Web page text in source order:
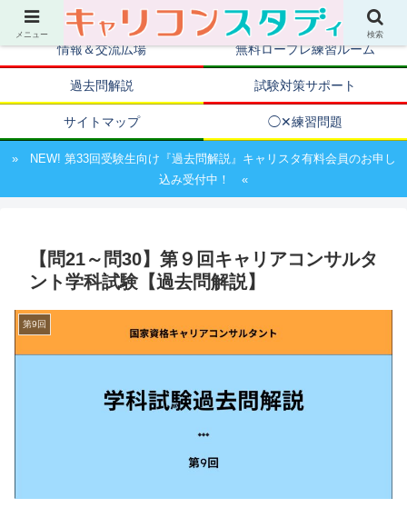
キャリアコンサルタント資格取得のための試験対策ポータルサイト
情報＆交流広場 無料ロープレ練習ルーム
過去問解説 試験対策サポート
サイトマップ ◯✕練習問題
» NEW! 第33回受験生向け『過去問解説』キャリスタ有料会員のお申し
込み受付中！ «
【問21～問30】第９回キャリアコンサルタ
ント学科試験【過去問解説】
第9回
メニュー 検索